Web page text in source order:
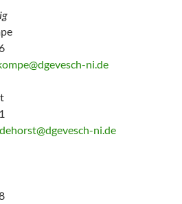
ni.de
ni.de